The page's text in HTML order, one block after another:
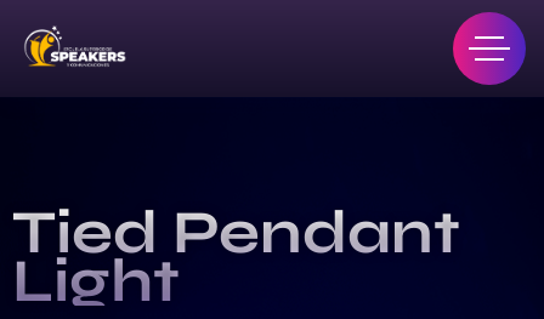
Tied Pendant
Light